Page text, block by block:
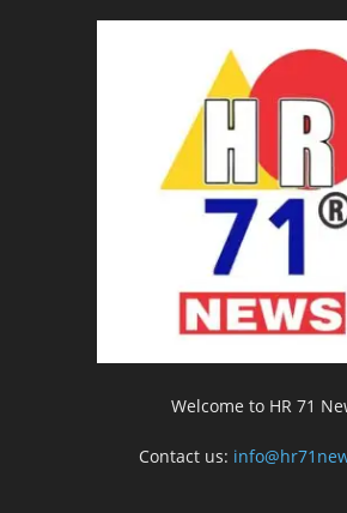
Welcome to HR 71
Contact us: